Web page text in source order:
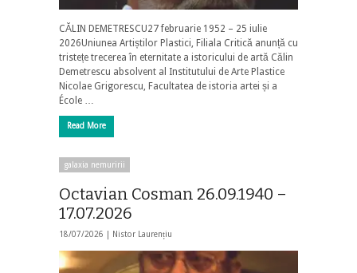
CĂLIN DEMETRESCU27 februarie 1952 – 25 iulie
2026Uniunea Artiștilor Plastici, Filiala Critică anunță cu
tristețe trecerea în eternitate a istoricului de artă Călin
Demetrescu absolvent al Institutului de Arte Plastice
Nicolae Grigorescu, Facultatea de istoria artei și a
École …
Read More
galaxia nemuririi
Octavian Cosman 26.09.1940 –
17.07.2026
18/07/2026 | Nistor Laurențiu